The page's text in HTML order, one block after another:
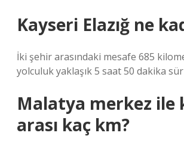
Kayseri Elazığ ne
İki şehir arasındaki mesafe 685
yolculuk yaklaşık 5 saat 50 dakika
Malatya merkez ile
arası kaç km?